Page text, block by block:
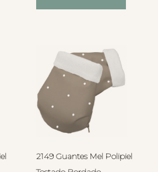
2149 Guantes Mel Polipiel